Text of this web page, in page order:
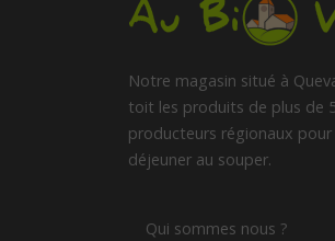
Notre magasin situé à
toit les produits de plus de
producteurs régionaux
déjeuner au souper.
Qui sommes nous ?